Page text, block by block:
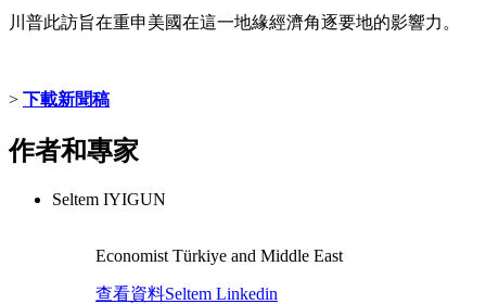
川普此訪旨在重申美國在這一地緣經濟角逐要地的影響力。
> 下載新聞稿
作者和專家
Seltem IYIGUN
Economist Türkiye and Middle East
查看資料Seltem Linkedin